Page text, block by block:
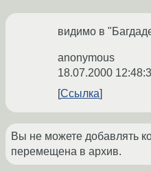
видимо в
anonymous
18.07.2000
Ссылка
Вы не можете добавлять
перемещена в архив.